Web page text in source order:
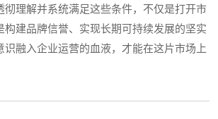
彻理解并系统满足这些条件，不仅是打开市
构建品牌信誉、实现长期可持续发展的坚实
识融入企业运营的血液，才能在这片市场上